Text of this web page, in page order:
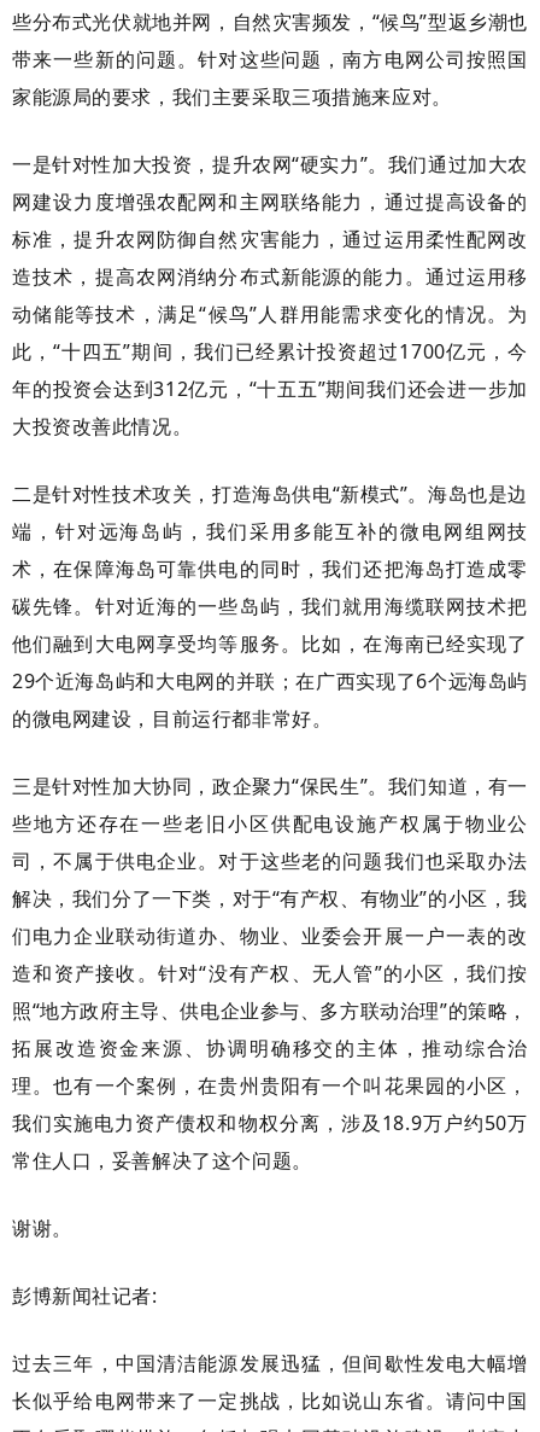
些分布式光伏就地并网，自然灾害频发， “候鸟”型返乡潮也
带来一些新的问题。针对这些问题，南方电网公司按照国
家能源局的要求，我们主要采取三项措施来应对。
一是针对性加大投资，提升农网“硬实力”。我们通过加大农
网建设力度增强农配网和主网联络能力，通过提高设备的
标准，提升农网防御自然灾害能力，通过运用柔性配网改
造技术，提高农网消纳分布式新能源的能力。通过运用移
动储能等技术，满足“候鸟”人群用能需求变化的情况。为
此，“十四五”期间，我们已经累计投资超过1700亿元，今
年的投资会达到312亿元，“十五五”期间我们还会进一步加
大投资改善此情况。
二是针对性技术攻关，打造海岛供电“新模式”。海岛也是边
端，针对远海岛屿，我们采用多能互补的微电网组网技
术，在保障海岛可靠供电的同时，我们还把海岛打造成零
碳先锋。针对近海的一些岛屿，我们就用海缆联网技术把
他们融到大电网享受均等服务。比如，在海南已经实现了
29个近海岛屿和大电网的并联；在广西实现了6个远海岛屿
的微电网建设，目前运行都非常好。
三是针对性加大协同，政企聚力“保民生”。我们知道，有一
些地方还存在一些老旧小区供配电设施产权属于物业公
司，不属于供电企业。对于这些老的问题我们也采取办法
解决，我们分了一下类，对于“有产权、有物业”的小区，我
们电力企业联动街道办、物业、业委会开展一户一表的改
造和资产接收。针对“没有产权、无人管”的小区，我们按
照“地方政府主导、供电企业参与、多方联动治理”的策略，
拓展改造资金来源、协调明确移交的主体，推动综合治
理。也有一个案例，在贵州贵阳有一个叫花果园的小区，
我们实施电力资产债权和物权分离，涉及18.9万户约50万
常住人口，妥善解决了这个问题。
谢谢。
彭博新闻社记者:
过去三年，中国清洁能源发展迅猛，但间歇性发电大幅增
长似乎给电网带来了一定挑战，比如说山东省。请问中国